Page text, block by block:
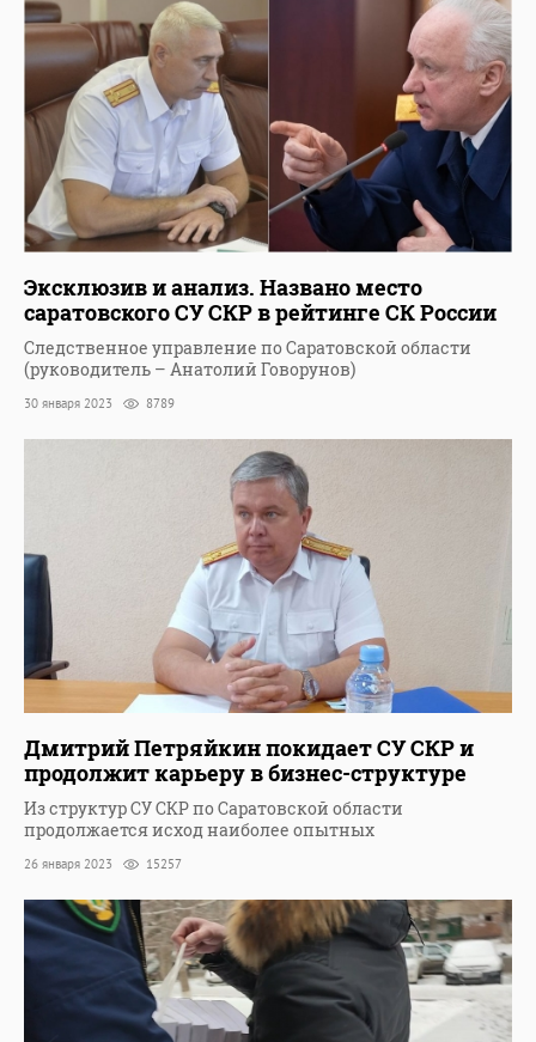
Эксклюзив и анализ. Названо место
саратовского СУ СКР в рейтинге СК России
Следственное управление по Саратовской области
(руководитель – Анатолий Говорунов)
30 января 2023 8789
Дмитрий Петряйкин покидает СУ СКР и
продолжит карьеру в бизнес-структуре
Из структур СУ СКР по Саратовской области
продолжается исход наиболее опытных
26 января 2023 15257